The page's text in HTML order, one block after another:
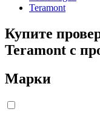
Teramont
Купите
Teramont с
Марки